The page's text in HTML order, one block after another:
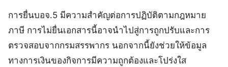
การยื่นบอจ.5 มีความสำคัญต่อการปฏิบัติตามกฎหมาย
ภาษี การไม่ยื่นเอกสารนี้อาจนำไปสู่การถูกปรับและการ
ตรวจสอบจากกรมสรรพากร นอกจากนี้ยังช่วยให้ข้อมูล
ทางการเงินของกิจการมีความถูกต้องและโปร่งใส